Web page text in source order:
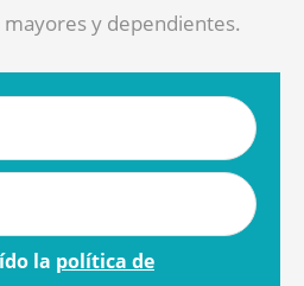
y dependientes.
la política de